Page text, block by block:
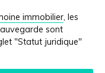
immobilier, les
sont
"Statut juridique"